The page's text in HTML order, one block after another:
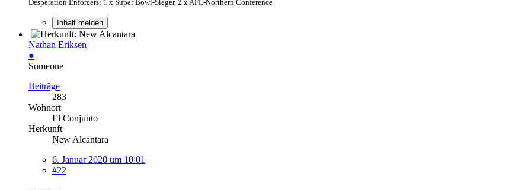
Desperation Enforcers: 1 x Super Bowl-Sieger, 2 x AFL-Northern Conference
Inhalt melden
Nathan Eriksen
●
Someone
Beiträge
283
Wohnort
El Conjunto
Herkunft
New Alcantara
6. Januar 2020 um 10:01
#22